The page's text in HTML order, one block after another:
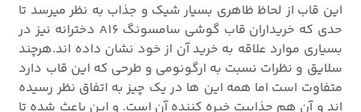
این قاب از لحاظ ظاهری بسیار شیک و جذاب به نظر میرسد تا
حدی که خریداران قاب گوشی سامسونگ A16 دخترانه نیز در
بسیاری موارد علاقه به خرید آن از خود نشان داده اند.هرچند
سلایق و نظرات نسبت به ارگونومی و طرحی که این قاب دارد
متفاوت است اما همه این ها در یک چیز به اتفاق نظر رسیده
اند و آن هم جذابیت خیره کننده آن است. و این باعث شده تا